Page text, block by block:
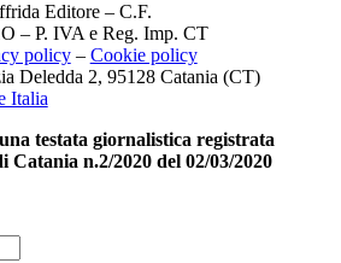
Editore – C.F.
– P. IVA e Reg. Imp. CT
policy– Cookie policy
Deledda 2, 95128 Catania (CT)
testata giornalistica registrata
Catania n.2/2020 del 02/03/2020